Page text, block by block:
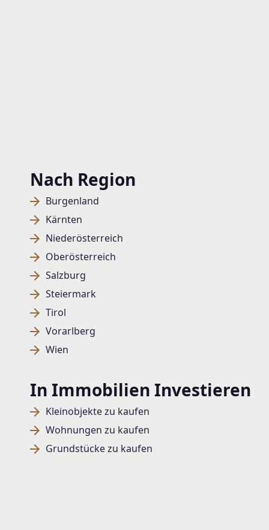
Nach Region
Burgenland
Kärnten
Niederösterreich
Oberösterreich
Salzburg
Steiermark
Tirol
Vorarlberg
Wien
In Immobilien Investieren
Kleinobjekte zu kaufen
Wohnungen zu kaufen
Grundstücke zu kaufen